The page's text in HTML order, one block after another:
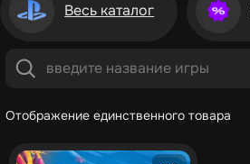
Весь каталог
Отображение единственного товара